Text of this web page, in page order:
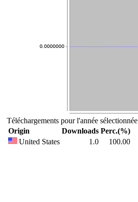
Téléchargements pour l'année sélectionnée
Origin
Downloads Perc.(%)
United States
1.0 100.00